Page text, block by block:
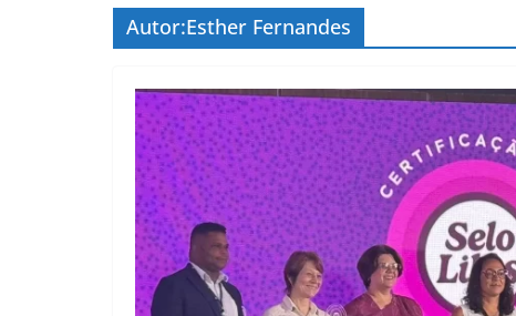
Autor:Esther Fernandes